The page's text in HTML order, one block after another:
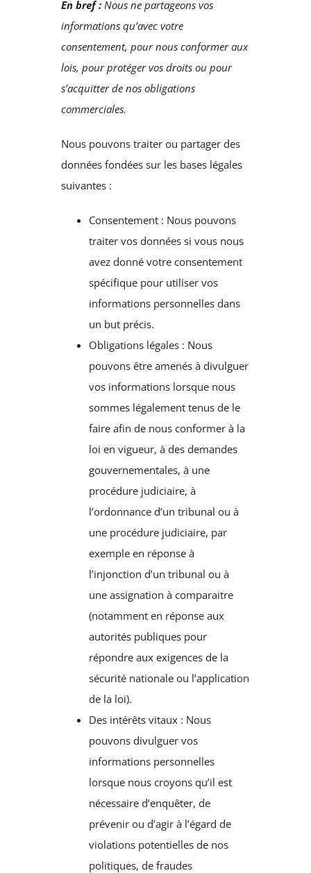
En bref : Nous ne partageons vos
informations qu’avec votre
consentement, pour nous conformer aux
lois, pour protéger vos droits ou pour
s’acquitter de nos obligations
commerciales.
Nous pouvons traiter ou partager des
données fondées sur les bases légales
suivantes :
Consentement : Nous pouvons
traiter vos données si vous nous
avez donné votre consentement
spécifique pour utiliser vos
informations personnelles dans
un but précis.
Obligations légales : Nous
pouvons être amenés à divulguer
vos informations lorsque nous
sommes légalement tenus de le
faire afin de nous conformer à la
loi en vigueur, à des demandes
gouvernementales, à une
procédure judiciaire, à
l’ordonnance d’un tribunal ou à
une procédure judiciaire, par
exemple en réponse à
l’injonction d’un tribunal ou à
une assignation à comparaitre
(notamment en réponse aux
autorités publiques pour
répondre aux exigences de la
sécurité nationale ou l’application
de la loi).
Des intérêts vitaux : Nous
pouvons divulguer vos
informations personnelles
lorsque nous croyons qu’il est
nécessaire d’enquêter, de
prévenir ou d’agir à l’égard de
violations potentielles de nos
politiques, de fraudes